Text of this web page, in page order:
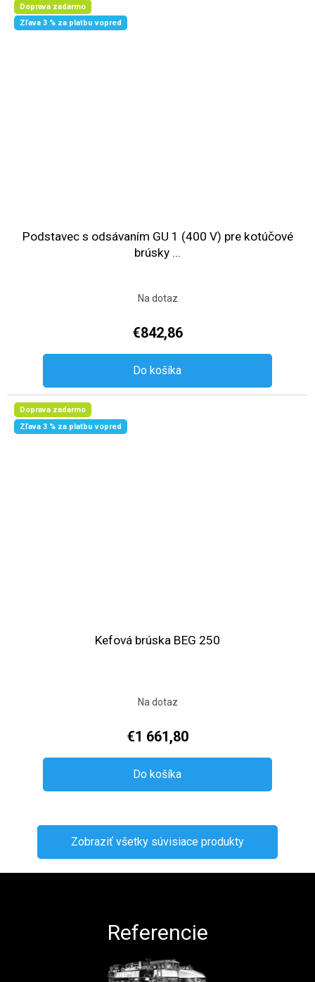
Doprava zadarmo
Zľava 3 % za platbu vopred
Podstavec s odsávaním GU 1 (400 V) pre kotúčové
brúsky ...
Na dotaz
€842,86
Do košíka
Doprava zadarmo
Zľava 3 % za platbu vopred
Kefová brúska BEG 250
Na dotaz
€1 661,80
Do košíka
Zobraziť všetky súvisiace produkty
Referencie